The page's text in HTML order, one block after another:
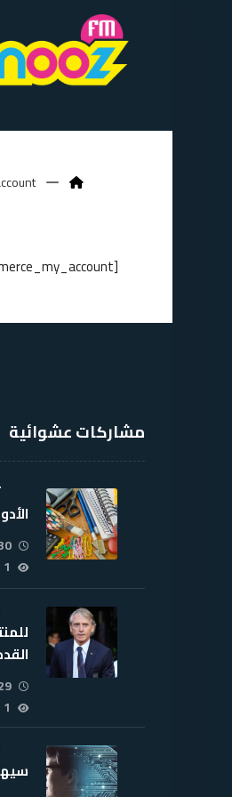
[woocommerce_my_account]
مشاركات عشوائية
1
1